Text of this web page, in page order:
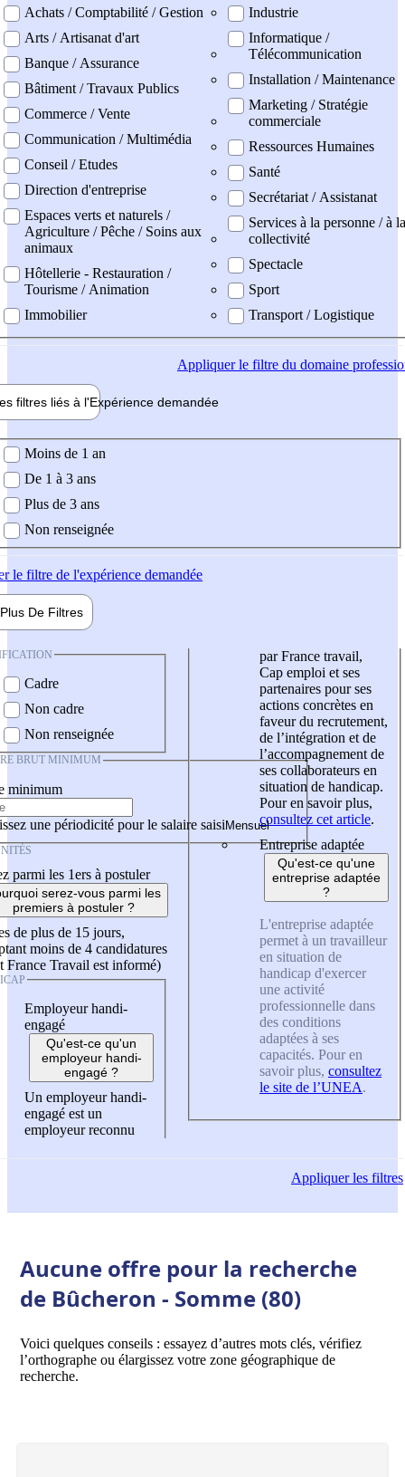
professionel
Achats / Comptabilité / Gestion
Arts / Artisanat d'art
Banque / Assurance
Bâtiment / Travaux Publics
Commerce / Vente
Communication / Multimédia
Conseil / Etudes
Direction d'entreprise
Espaces verts et naturels /
Agriculture / Pêche / Soins aux
animaux
Hôtellerie - Restauration /
Tourisme / Animation
Immobilier
Industrie
Informatique /
Télécommunication
Installation / Maintenance
Marketing / Stratégie
commerciale
Ressources Humaines
Santé
Secrétariat / Assistanat
Services à la personne / à la
collectivité
Spectacle
Sport
Transport / Logistique
Appliquerle filtre du domaine
filtres liés à l'Expérience demandée
demandée
Moins de 1 an
De 1 à 3 ans
Plus de 3 ans
Non renseignée
le filtre de l'expérience demandée
Plus De Filtres
Cadre
Non cadre
Non renseignée
BRUT MINIMUM
minimum
une périodicité pour le salaire saisi
parmi les 1ers à postuler
serez-vous parmi les
premiers à postuler ?
de plus de 15 jours,
moins de 4 candidatures
France Travail est informé)
Employeur handi-
engagé
Qu'est-ce qu'un
employeur handi-
engagé ?
Un employeur handi-
engagé est un
employeur reconnu
par France travail,
Cap emploi et ses
partenaires pour ses
actions concrètes en
faveur du recrutement,
de l’intégration et de
l’accompagnement de
ses collaborateurs en
situation de handicap.
Pour en savoir plus,
consultez cet article.
Entreprise adaptée
Qu'est-ce qu'une
entreprise adaptée
?
L'entreprise adaptée
permet à un travailleur
en situation de
handicap d'exercer
une activité
professionnelle dans
des conditions
adaptées à ses
capacités. Pour en
savoir plus, consultez
le site de l’UNEA.
Appliquerles filtres
Aucune offre pour la recherche
de Bûcheron - Somme (80)
Voici quelques conseils : essayez d’autres mots clés, vérifiez
l’orthographe ou élargissez votre zone géographique de
recherche.